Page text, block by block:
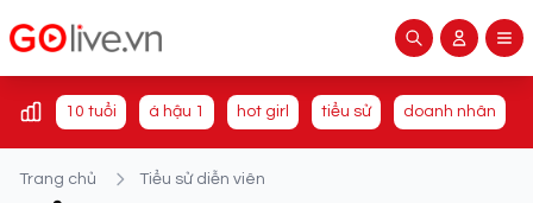
10 tuổi á hậu 1 hot girl tiểu sử doanh nhân
Trang chủ Tiểu sử diễn viên